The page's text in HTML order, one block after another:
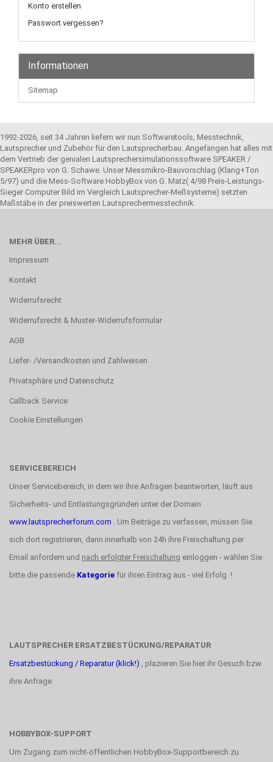
Konto erstellen
Passwort vergessen?
Informationen
Sitemap
1992-2026, seit 34 Jahren liefern wir nun Softwaretools, Messtechnik,
Lautsprecher und Zubehör für den Lautsprecherbau. Angefangen hat alles mit
dem Vertrieb der genialen Lautsprechersimulationssoftware SPEAKER /
SPEAKERpro von G. Schawe. Unser Messmikro-Bauvorschlag (Klang+Ton
5/97) und die Mess-Software HobbyBox von G. Matz( 4/98 Preis-Leistungs-
Sieger Computer Bild im Vergleich Lautsprecher-Meßsysteme) setzten
Maßstäbe in der preiswerten Lautsprechermesstechnik.
MEHR ÜBER...
Impressum
Kontakt
Widerrufsrecht
Widerrufsrecht & Muster-Widerrufsformular
AGB
Liefer- /Versandkosten und Zahlweisen
Privatsphäre und Datenschutz
Callback Service
Cookie Einstellungen
SERVICEBEREICH
Unser Servicebereich, in dem wir ihre Anfragen beantworten, läuft aus
Sicherheits- und Entlastungsgründen unter der Domain
www.lautsprecherforum.com . Um Beiträge zu verfassen, müssen Sie
sich dort registrieren, dann innerhalb von 24h ihre Freischaltung per
Email anfordern und nach erfolgter Freischaltung einloggen - wählen Sie
bitte die passende Kategorie für ihren Eintrag aus - viel Erfolg !
LAUTSPRECHER ERSATZBESTÜCKUNG/REPARATUR
Ersatzbestückung / Reparatur (klick!) , plazieren Sie hier ihr Gesuch bzw.
ihre Anfrage
HOBBYBOX-SUPPORT
Um Zugang zum nicht-öffentlichen HobbyBox-Supportbereich zu